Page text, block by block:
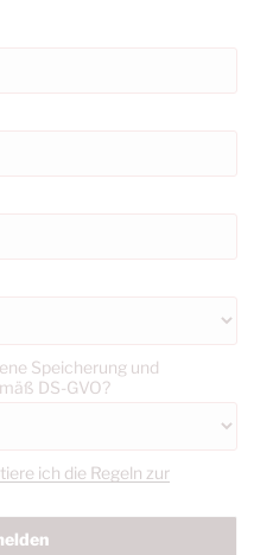
Speicherung und
DS-GVO?
ich die Regeln zur